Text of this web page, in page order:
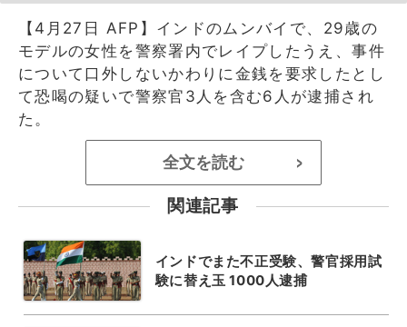
【4月27日 AFP】インドのムンバイで、29歳の
モデルの女性を警察署内でレイプしたうえ、事件
について口外しないかわりに金銭を要求したとし
て恐喝の疑いで警察官3人を含む6人が逮捕され
た。
全文を読む >
関連記事
インドでまた不正受験、警官採用試
験に替え玉 1000人逮捕